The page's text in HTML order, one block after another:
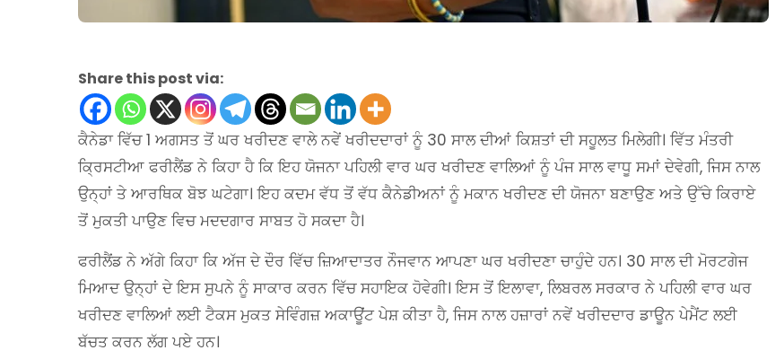
Share this post via:
ਕੈਨੇਡਾ ਵਿੱਚ 1 ਅਗਸਤ ਤੋਂ ਘਰ ਖਰੀਦਣ ਵਾਲੇ ਨਵੇਂ ਖਰੀਦਦਾਰਾਂ ਨੂੰ 30 ਸਾਲ ਦੀਆਂ ਕਿਸ਼ਤਾਂ ਦੀ ਸਹੂਲਤ ਮਿਲੇਗੀ। ਵਿੱਤ ਮੰਤਰੀ
ਕ੍ਰਿਸਟੀਆ ਫਰੀਲੈਂਡ ਨੇ ਕਿਹਾ ਹੈ ਕਿ ਇਹ ਯੋਜਨਾ ਪਹਿਲੀ ਵਾਰ ਘਰ ਖਰੀਦਣ ਵਾਲਿਆਂ ਨੂੰ ਪੰਜ ਸਾਲ ਵਾਧੂ ਸਮਾਂ ਦੇਵੇਗੀ, ਜਿਸ ਨਾਲ
ਉਨ੍ਹਾਂ ਤੇ ਆਰਥਿਕ ਬੋਝ ਘਟੇਗਾ। ਇਹ ਕਦਮ ਵੱਧ ਤੋਂ ਵੱਧ ਕੈਨੇਡੀਅਨਾਂ ਨੂੰ ਮਕਾਨ ਖਰੀਦਣ ਦੀ ਯੋਜਨਾ ਬਣਾਉਣ ਅਤੇ ਉੱਚੇ ਕਿਰਾਏ
ਤੋਂ ਮੁਕਤੀ ਪਾਉਣ ਵਿਚ ਮਦਦਗਾਰ ਸਾਬਤ ਹੋ ਸਕਦਾ ਹੈ।
ਫਰੀਲੈਂਡ ਨੇ ਅੱਗੇ ਕਿਹਾ ਕਿ ਅੱਜ ਦੇ ਦੌਰ ਵਿੱਚ ਜ਼ਿਆਦਾਤਰ ਨੌਜਵਾਨ ਆਪਣਾ ਘਰ ਖਰੀਦਣਾ ਚਾਹੁੰਦੇ ਹਨ। 30 ਸਾਲ ਦੀ ਮੋਰਟਗੇਜ
ਮਿਆਦ ਉਨ੍ਹਾਂ ਦੇ ਇਸ ਸੁਪਨੇ ਨੂੰ ਸਾਕਾਰ ਕਰਨ ਵਿੱਚ ਸਹਾਇਕ ਹੋਵੇਗੀ। ਇਸ ਤੋਂ ਇਲਾਵਾ, ਲਿਬਰਲ ਸਰਕਾਰ ਨੇ ਪਹਿਲੀ ਵਾਰ ਘਰ
ਖਰੀਦਣ ਵਾਲਿਆਂ ਲਈ ਟੈਕਸ ਮੁਕਤ ਸੇਵਿੰਗਜ਼ ਅਕਾਊਂਟ ਪੇਸ਼ ਕੀਤਾ ਹੈ, ਜਿਸ ਨਾਲ ਹਜ਼ਾਰਾਂ ਨਵੇਂ ਖਰੀਦਦਾਰ ਡਾਊਨ ਪੇਮੈਂਟ ਲਈ
ਬੱਚਤ ਕਰਨ ਲੱਗ ਪਏ ਹਨ।